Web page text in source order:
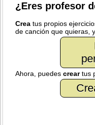
¿Eres profesor
Crea tus propios
de canción que quieras,
Ahora, puedescreartus